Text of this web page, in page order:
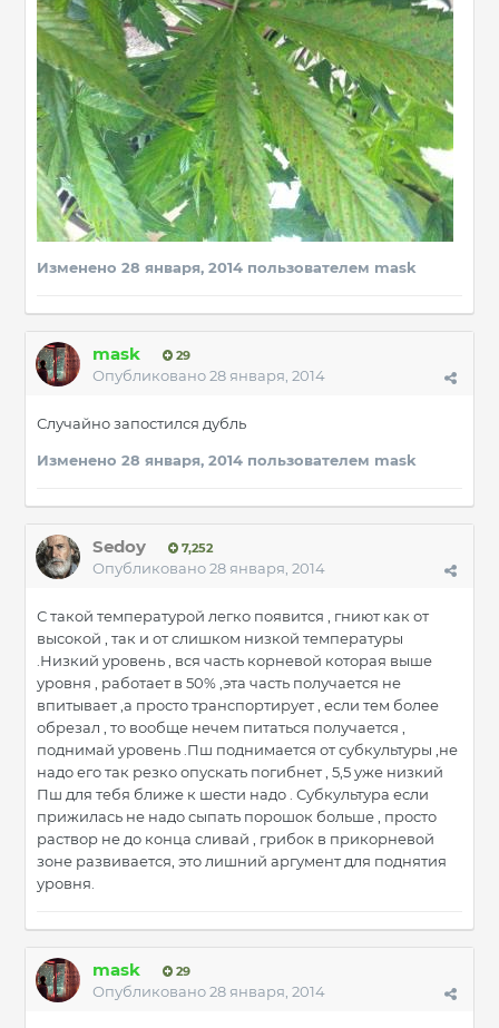
Изменено 28 января, 2014 пользователем mask
mask 29
Опубликовано28 января, 2014
Случайно запостился дубль
Изменено 28 января, 2014 пользователем mask
Sedoy 7,252
Опубликовано28 января, 2014
С такой температурой легко появится , гниют как от
высокой , так и от слишком низкой температуры
.Низкий уровень , вся часть корневой которая выше
уровня , работает в 50% ,эта часть получается не
впитывает ,а просто транспортирует , если тем более
обрезал , то вообще нечем питаться получается ,
поднимай уровень .Пш поднимается от субкультуры ,не
надо его так резко опускать погибнет , 5,5 уже низкий
Пш для тебя ближе к шести надо . Субкультура если
прижилась не надо сыпать порошок больше , просто
раствор не до конца сливай , грибок в прикорневой
зоне развивается, это лишний аргумент для поднятия
уровня.
mask 29
Опубликовано28 января, 2014